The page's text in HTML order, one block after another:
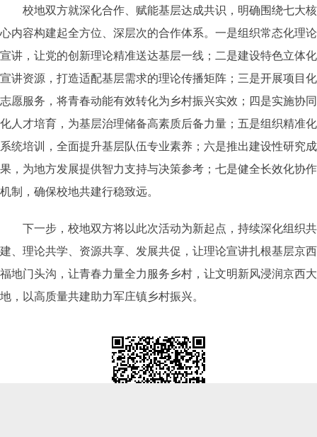
校地双方就深化合作、赋能基层达成共识，明确围绕七大核
心内容构建起全方位、深层次的合作体系。一是组织常态化理论
宣讲，让党的创新理论精准送达基层一线；二是建设特色立体化
宣讲资源，打造适配基层需求的理论传播矩阵；三是开展项目化
志愿服务，将青春动能有效转化为乡村振兴实效；四是实施协同
化人才培育，为基层治理储备高素质后备力量；五是组织精准化
系统培训，全面提升基层队伍专业素养；六是推出建设性研究成
果，为地方发展提供智力支持与决策参考；七是健全长效化协作
机制，确保校地共建行稳致远。
下一步，校地双方将以此次活动为新起点，持续深化组织共
建、理论共学、资源共享、发展共促，让理论宣讲扎根基层京西
福地门头沟，让青春力量全力服务乡村，让文明新风浸润京西大
地，以高质量共建助力军庄镇乡村振兴。